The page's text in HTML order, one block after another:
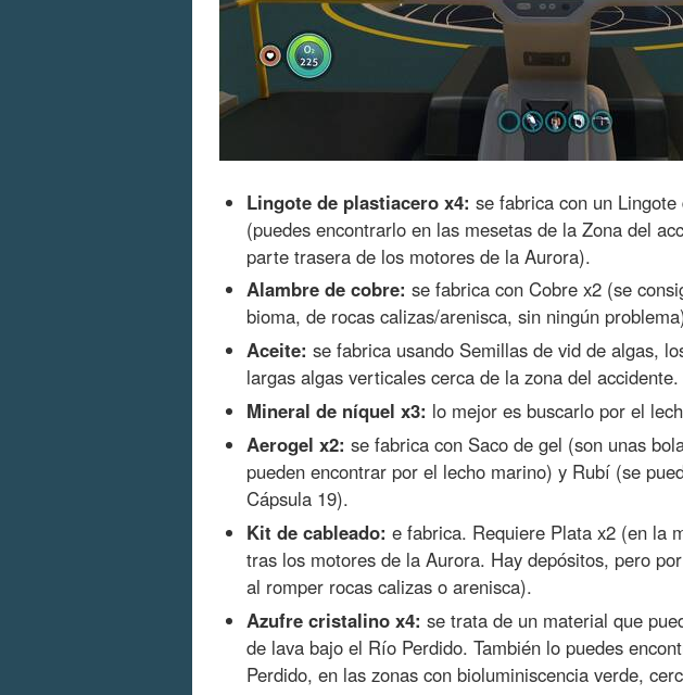
Lingote de plastiacero x4: se fabrica con un
(puedes encontrarlo en las mesetas de la Zona del
parte trasera de los motores de la Aurora).
Alambre de cobre: se fabrica con Cobre x2 (se
bioma, de rocas calizas/arenisca, sin ningún
Aceite: se fabrica usando Semillas de vid de algas,
largas algas verticales cerca de la zona del accidente.
Mineral de níquel x3: lo mejor es buscarlo por el
Aerogel x2: se fabrica con Saco de gel (son unas
pueden encontrar por el lecho marino) y Rubí (se
Cápsula 19).
Kit de cableado: e fabrica. Requiere Plata x2 (en la
tras los motores de la Aurora. Hay depósitos, pero
al romper rocas calizas o arenisca).
Azufre cristalino x4: se trata de un material que
de lava bajo el Río Perdido. También lo puedes
Perdido, en las zonas con bioluminiscencia verde,